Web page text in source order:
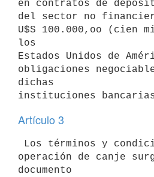
en contratos de
del sector no
U$S 100.000,oo (cien
los
Estados Unidos de
obligaciones
dichas
Artículo 3
operación de canje
documento